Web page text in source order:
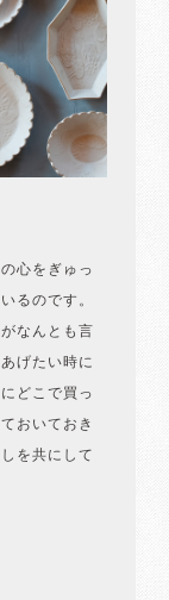
心をぎゅっ
るのです。
なんとも言
げたい時に
どこで買っ
おいておき
を共にして